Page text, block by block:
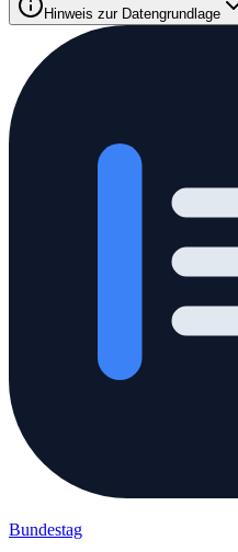
Hinweis zur Datengrundlage
Bundestag